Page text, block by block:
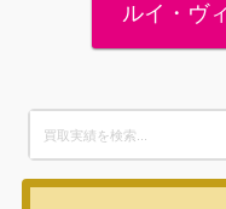
ルイ・ヴ
for: